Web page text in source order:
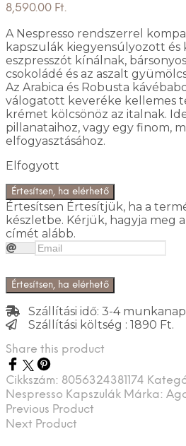
8,590.00 Ft.
A Nespresso rendszerrel
kapszulák kiegyensúlyozott
eszpresszót kínálnak,
csokoládé és az aszalt
Az Arabica és Robusta
válogatott keveréke kellemes
krémet kölcsönöz az italnak.
pillanataihoz, vagy egy finom,
elfogyasztásához.
Elfogyott
Értesítsen, ha elérhető
Értesítsen Értesítjük, ha a
készletbe. Kérjük, hagyja meg
címét alább.
Értesítsen, ha elérhető
Szállítási idő: 3-4 munkanap
Szállítási költség : 1890 Ft.
Share this product
Cikkszám: 8056324381174
Nespresso Kapszulák Márka:
Previous Product
Next Product